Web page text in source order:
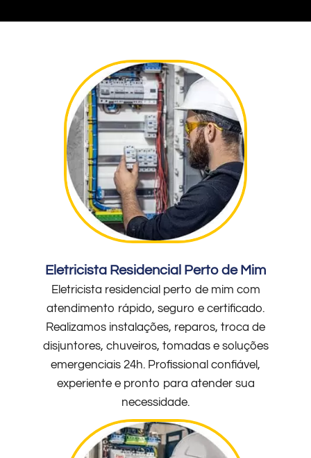
Eletricista Residencial Perto de Mim
Eletricista residencial perto de mim com
atendimento rápido, seguro e certificado.
Realizamos instalações, reparos, troca de
disjuntores, chuveiros, tomadas e soluções
emergenciais 24h. Profissional confiável,
experiente e pronto para atender sua
necessidade.